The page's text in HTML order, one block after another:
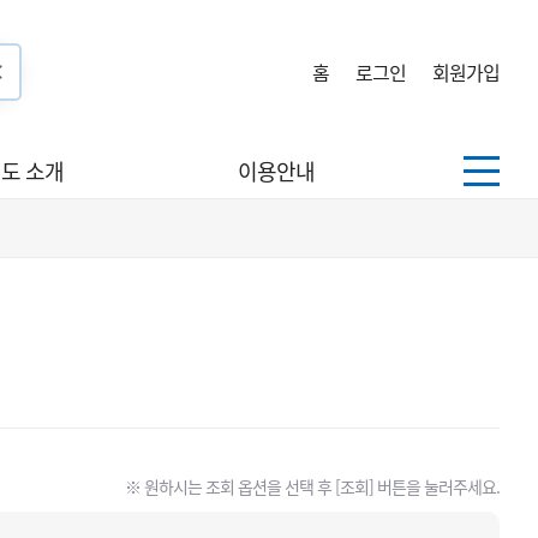
홈 로그인 회원가입
소개 이용안내
※ 원하시는 조회 옵션을 선택 후 [조회] 버튼을 눌러주세요.